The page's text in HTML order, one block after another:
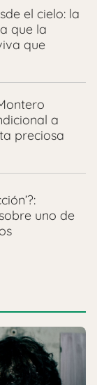
el cielo: la
que la
que
a
preciosa
uno de